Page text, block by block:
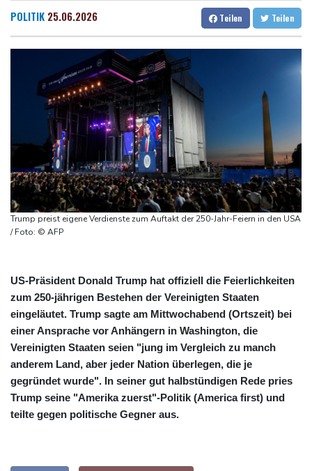
Dresden
Wien
30 °C
Salzburg
30 °C
Baden-Baden
28 °C
den Winter
Drohnen über Bundeswehrstandort in Nordrhein-Westfalen
gesichtet
Ungarns Regierungspartei nominiert Ex-Gerichtspräsidenten
Baka als Staatschef
Schwimm-EM: Halbisch winkt und springt zu Bronze
Selenskyj: Ukraine hat praktisch keine intakten
Wärmekraftwerke mehr
Braunschweig nach Kantersieg in Magdeburg an der Spitze
Absteiger schlägt Aufsteiger: Heidenheim siegt turbulent
POLITIK 25.06.2026 Teilen Teilen
Trump preist eigene Verdienste zum Auftakt der 250-Jahr-Feiern in den USA
/ Foto: © AFP
US-Präsident Donald Trump hat offiziell die Feierlichkeiten
zum 250-jährigen Bestehen der Vereinigten Staaten
eingeläutet. Trump sagte am Mittwochabend (Ortszeit) bei
einer Ansprache vor Anhängern in Washington, die
Vereinigten Staaten seien "jung im Vergleich zu manch
anderem Land, aber jeder Nation überlegen, die je
gegründet wurde". In seiner gut halbstündigen Rede pries
Trump seine "Amerika zuerst"-Politik (America first) und
teilte gegen politische Gegner aus.